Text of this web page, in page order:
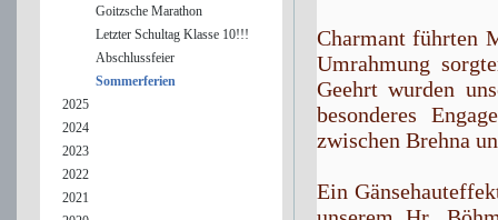
Goitzsche Marathon
Letzter Schultag Klasse 10!!!
Abschlussfeier
Sommerferien
2025
2024
2023
2022
2021
Charmant führten
Umrahmung
Geehrt wurden
besonderes
zwischen Brehna
Ein